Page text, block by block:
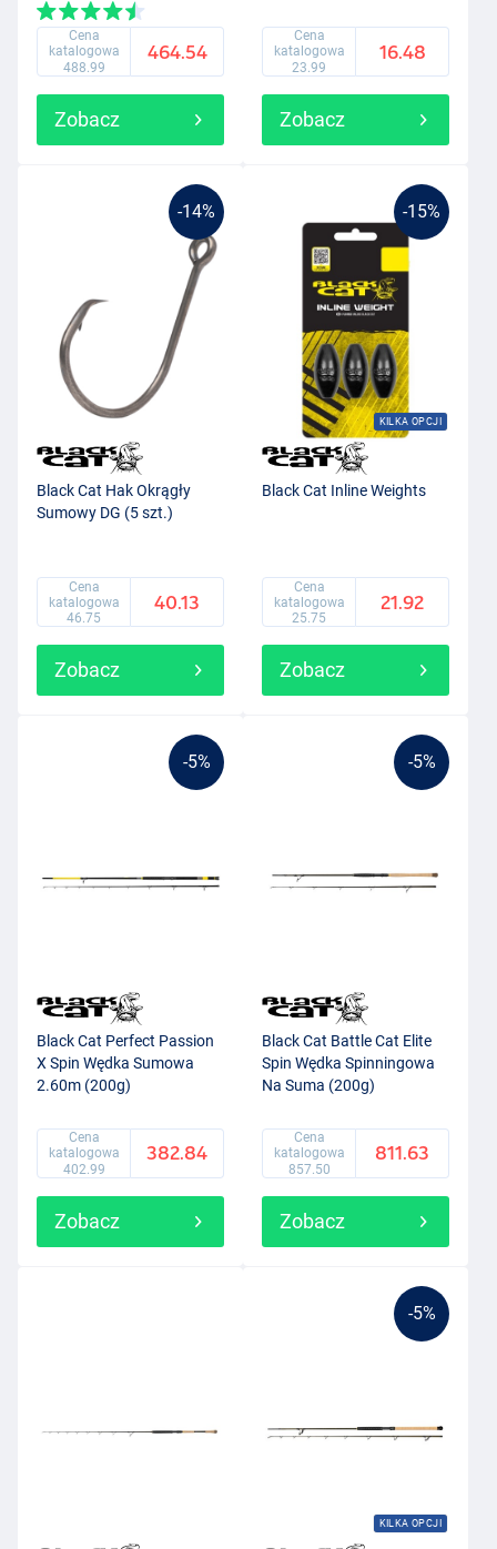
Cena
katalogowa
488.99
464.54
Zobacz
Cena
katalogowa
23.99
16.48
Zobacz
-14%
Black Cat Hak Okrągły
Sumowy DG (5 szt.)
Cena
katalogowa
46.75
40.13
Zobacz
-15%
KILKA OPCJI
Black Cat Inline Weights
Cena
katalogowa
25.75
21.92
Zobacz
-5%
Black Cat Perfect Passion
X Spin Wędka Sumowa
2.60m (200g)
Cena
katalogowa
402.99
382.84
Zobacz
-5%
Black Cat Battle Cat Elite
Spin Wędka Spinningowa
Na Suma (200g)
Cena
katalogowa
857.50
811.63
Zobacz
-5%
KILKA OPCJI